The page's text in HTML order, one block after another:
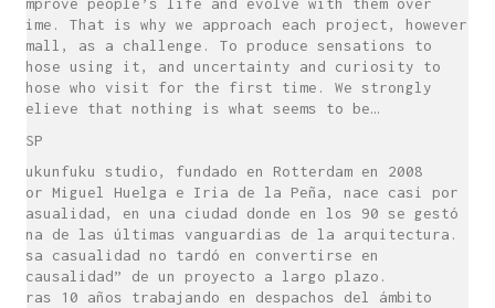
improve people’s life and evolve with them over
time. That is why we approach each project, however
small, as a challenge. To produce sensations to
those using it, and uncertainty and curiosity to
those who visit for the first time. We strongly
believe that nothing is what seems to be…
ESP
sukunfuku studio, fundado en Rotterdam en 2008
por Miguel Huelga e Iria de la Peña, nace casi por
casualidad, en una ciudad donde en los 90 se gestó
una de las últimas vanguardias de la arquitectura.
Esa casualidad no tardó en convertirse en
“causalidad” de un proyecto a largo plazo.
Tras 10 años trabajando en despachos del ámbito